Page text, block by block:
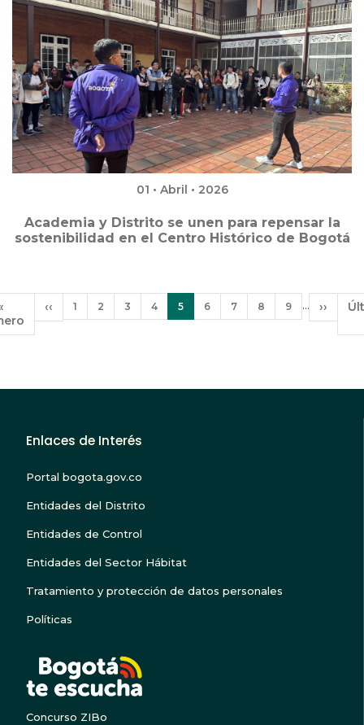
01 • Abril • 2026
Academia y Distrito se unen para repensar la
sostenibilidad en el Centro Histórico de Bogotá
Paginación
Página
anterior
‹‹ Página
1 Página
2 Página
3 Página
4
Página
actual
5 Página
6 Página
7 Página
8 Página
9 …
página
››
Enlaces de Interés
Portal bogota.gov.co
Entidades del Distrito
Entidades de Control
Entidades del Sector Hábitat
Tratamiento y protección de datos personales
Políticas
Concurso ZIBo